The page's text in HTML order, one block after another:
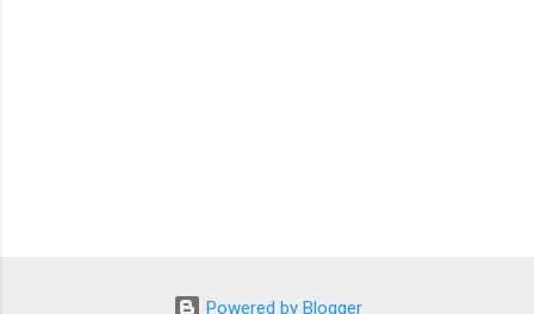
Powered by Blogger